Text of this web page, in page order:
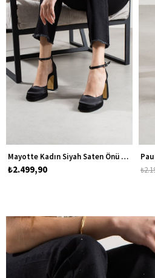
Mayotte Kadın Siyah Saten Önü Kapalı Platform Topuklu Ayakkabı
₺2.499,90